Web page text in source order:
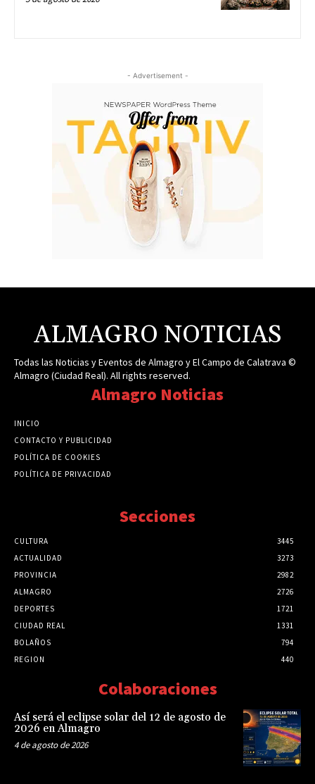
- Advertisement -
ALMAGRO NOTICIAS
Todas las Noticias y Eventos de Almagro y El Campo de Calatrava ©
Almagro (Ciudad Real). All rights reserved.
Almagro Noticias
INICIO
CONTACTO Y PUBLICIDAD
POLÍTICA DE COOKIES
POLÍTICA DE PRIVACIDAD
Secciones
CULTURA
3445
ACTUALIDAD
3273
PROVINCIA
2982
ALMAGRO
2726
DEPORTES
1721
CIUDAD REAL
1331
BOLAÑOS
794
REGION
440
Colaboraciones
Así será el eclipse solar del 12 de agosto de
2026 en Almagro
4 de agosto de 2026